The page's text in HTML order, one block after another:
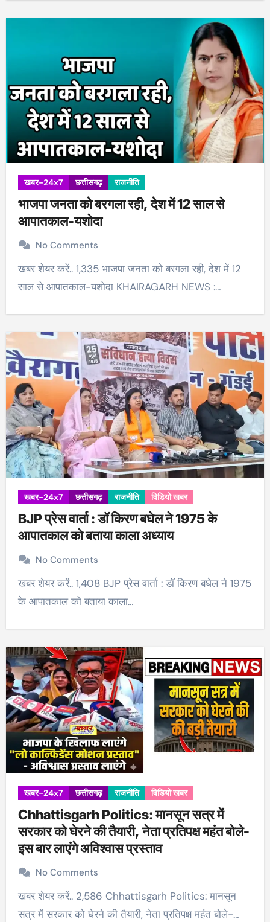
खबर-24x7 छत्तीसगढ़ राजनीति
भाजपा जनता को बरगला रही, देश में 12 साल से
आपातकाल-यशोदा
No Comments
खबर शेयर करें.. 1,335 भाजपा जनता को बरगला रही, देश में 12
साल से आपातकाल-यशोदा KHAIRAGARH NEWS :…
खबर-24x7 छत्तीसगढ़ राजनीति विडियो खबर
BJP प्रेस वार्ता : डॉ किरण बघेल ने 1975 के
आपातकाल को बताया काला अध्याय
No Comments
खबर शेयर करें.. 1,408 BJP प्रेस वार्ता : डॉ किरण बघेल ने 1975
के आपातकाल को बताया काला…
खबर-24x7 छत्तीसगढ़ राजनीति विडियो खबर
Chhattisgarh Politics: मानसून सत्र में
सरकार को घेरने की तैयारी, नेता प्रतिपक्ष महंत बोले-
इस बार लाएंगे अविश्वास प्रस्ताव
No Comments
खबर शेयर करें.. 2,586 Chhattisgarh Politics: मानसून
सत्र में सरकार को घेरने की तैयारी, नेता प्रतिपक्ष महंत बोले-…